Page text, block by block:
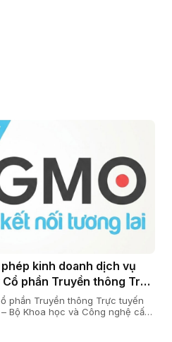
kinh doanh dịch vụ
phần Truyền thông Trực
phần Truyền thông Trực tuyến
Bộ Khoa học và Công nghệ cấp
thông số 180/GP-CVT. Thực
35 Nghị định số 163/2024/NĐ-